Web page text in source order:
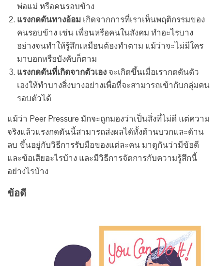
พ่อแม่ หรือคนรอบข้าง
แรงกดดันทางอ้อม เกิดจากการที่เราเห็นพฤติกรรมของ
คนรอบข้าง เช่น เพื่อนหรือคนในสังคม ทำอะไรบาง
อย่างจนทำให้รู้สึกเหมือนต้องทำตาม แม้ว่าจะไม่มีใคร
มาบอกหรือบังคับก็ตาม
แรงกดดันที่เกิดจากตัวเอง จะเกิดขึ้นเมื่อเรากดดันตัว
เองให้ทำบางสิ่งบางอย่างเพื่อที่จะสามารถเข้ากับกลุ่มคน
รอบตัวได้
แม้ว่า Peer Pressure มักจะถูกมองว่าเป็นสิ่งที่ไม่ดี แต่ความ
จริงแล้วแรงกดดันนี้สามารถส่งผลได้ทั้งด้านบวกและด้าน
ลบ ขึ้นอยู่กับวิธีการรับมือของแต่ละคน มาดูกันว่ามีข้อดี
และข้อเสียอะไรบ้าง และมีวิธีการจัดการกับความรู้สึกนี้
อย่างไรบ้าง
ข้อดี